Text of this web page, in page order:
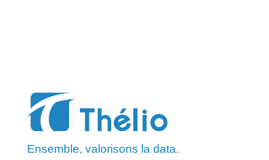
Ensemble, valorisons la data.